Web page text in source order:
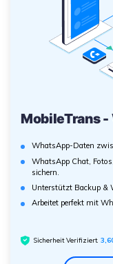
MobileTrans
WhatsApp-Daten
WhatsApp Chat,
sichern.
Unterstützt Backup &
Arbeitet perfekt mit
Sicherheit Verifiziert.